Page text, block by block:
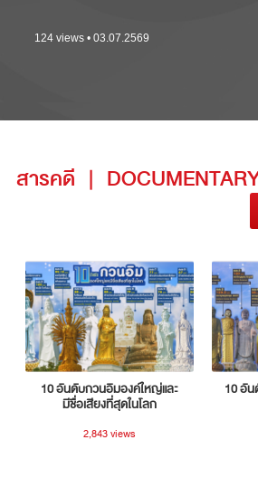
124 views • 03.07.2569
สารคดี |
10 อันดับกวนอิมองค์ใหญ่และ
มีชื่อเสียงที่สุดในโลก
2,843 views
10 อัน